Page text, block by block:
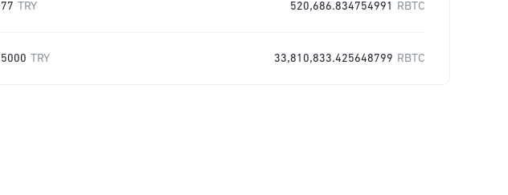
77 TRY 520,686.834754991 RBTC
5000 TRY 33,810,833.425648799 RBTC